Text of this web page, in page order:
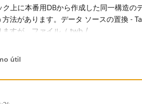
はサポート外で自己責任になりますが、
るので検索すれば見つけられます。
útil